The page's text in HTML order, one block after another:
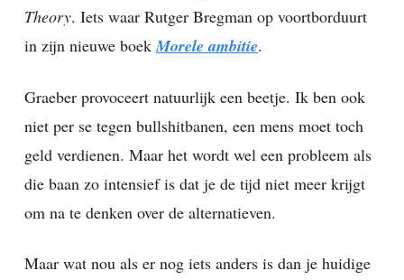
Theory. Iets waar Rutger Bregman op voortborduurt
in zijn nieuwe boekMorele ambitie.
Graeber provoceert natuurlijk een beetje. Ik ben ook
niet per se tegen bullshitbanen, een mens moet toch
geld verdienen. Maar het wordt wel een probleem als
die baan zo intensief is dat je de tijd niet meer krijgt
om na te denken over de alternatieven.
Maar wat nou als er nog iets anders is dan je huidige